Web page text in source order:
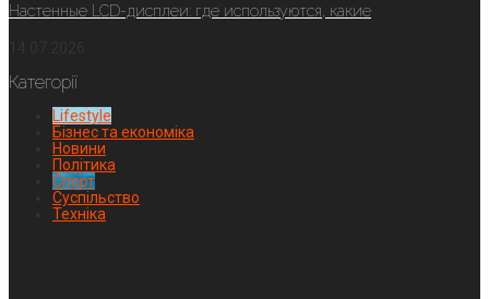
Настенные LCD-дисплеи: где используются, какие
Категорії
Lifestyle
Бізнес та економіка
Новини
Політика
Спорт
Суспільство
Техніка